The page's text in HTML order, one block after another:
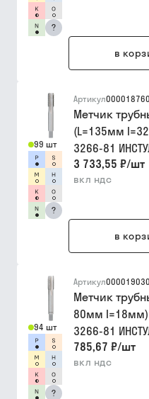
?
в
99 шт
?
Артикул
Метчик
(L=135мм
3266-81
3 733,55 ₽/шт
вкл ндс
в
94 шт
?
Артикул
Метчик
80мм I=18мм)
3266-81
785,67 ₽/шт
вкл ндс